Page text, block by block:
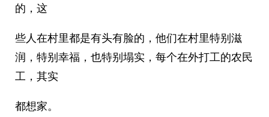
的，这
些人在村里都是有头有脸的，他们在村里特别滋
润，特别幸福，也特别塌实，每个在外打工的农民
工，其实
都想家。